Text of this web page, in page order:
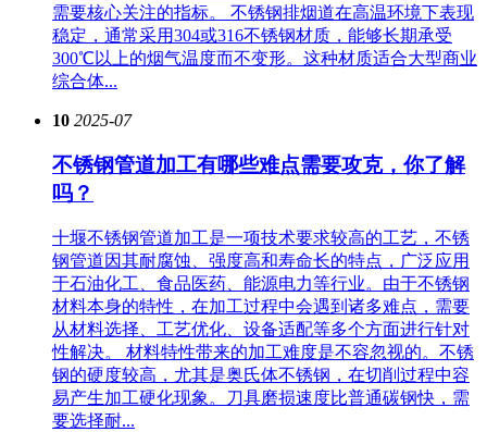
需要核心关注的指标。 不锈钢排烟道在高温环境下表现
稳定，通常采用304或316不锈钢材质，能够长期承受
300℃以上的烟气温度而不变形。这种材质适合大型商业
综合体...
10 2025-07
不锈钢管道加工有哪些难点需要攻克，你了解
吗？
十堰不锈钢管道加工是一项技术要求较高的工艺，不锈
钢管道因其耐腐蚀、强度高和寿命长的特点，广泛应用
于石油化工、食品医药、能源电力等行业。由于不锈钢
材料本身的特性，在加工过程中会遇到诸多难点，需要
从材料选择、工艺优化、设备适配等多个方面进行针对
性解决。 材料特性带来的加工难度是不容忽视的。不锈
钢的硬度较高，尤其是奥氏体不锈钢，在切削过程中容
易产生加工硬化现象。刀具磨损速度比普通碳钢快，需
要选择耐...